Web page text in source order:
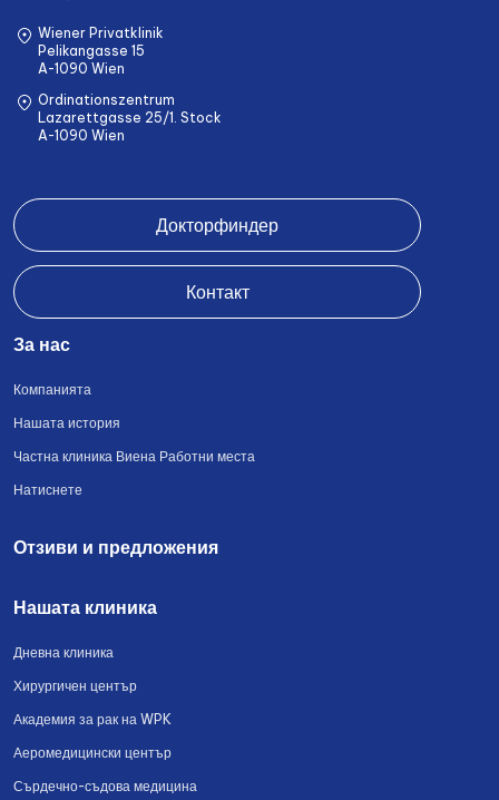
Wiener Privatklinik
Pelikangasse 15
A-1090 Wien
Ordinationszentrum
Lazarettgasse 25/1. Stock
A-1090 Wien
Докторфиндер
Контакт
За нас
Компанията
Нашата история
Частна клиника Виена Работни места
Натиснете
Отзиви и предложения
Нашата клиника
Дневна клиника
Хирургичен център
Академия за рак на WPK
Аеромедицински център
Сърдечно-съдова медицина